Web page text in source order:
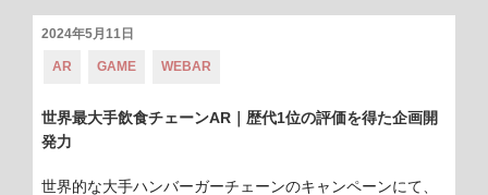
投
日:
2024年5月11日
テ
リ
ー:
AR
グ:
GAME WEBAR
世界最大手飲食チェーンAR｜歴代1位の評価を得た企画開
発力
世界的な大手ハンバーガーチェーンのキャンペーンにて、